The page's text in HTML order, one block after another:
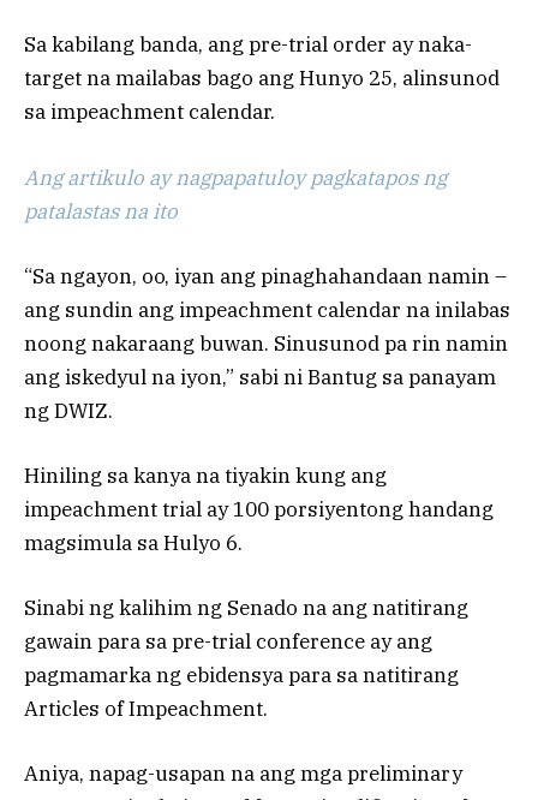
Sa kabilang banda, ang pre-trial order ay naka-
target na mailabas bago ang Hunyo 25, alinsunod
sa impeachment calendar.
Ang artikulo ay nagpapatuloy pagkatapos ng
patalastas na ito
“Sa ngayon, oo, iyan ang pinaghahandaan namin –
ang sundin ang impeachment calendar na inilabas
noong nakaraang buwan. Sinusunod pa rin namin
ang iskedyul na iyon,” sabi ni Bantug sa panayam
ng DWIZ.
Hiniling sa kanya na tiyakin kung ang
impeachment trial ay 100 porsiyentong handang
magsimula sa Hulyo 6.
Sinabi ng kalihim ng Senado na ang natitirang
gawain para sa pre-trial conference ay ang
pagmamarka ng ebidensya para sa natitirang
Articles of Impeachment.
Aniya, napag-usapan na ang mga preliminary